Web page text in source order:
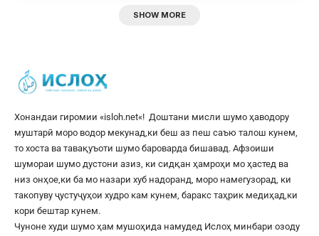
SHOW MORE
Хонандаи гиромии «isloh.net«! Доштани мисли шумо ҳаводору
муштарӣ моро водор мекунад,ки беш аз пеш саъю талош кунем,
то хоста ва тавақуъоти шумо бароварда бишавад. Афзоиши
шумораи шумо дустони азиз, ки сидқан ҳамроҳи мо ҳастед ва
низ онҳое,ки ба мо назари хуб надоранд, моро намегузорад, ки
такопуву ҷустуҷуҳои худро кам кунем, баракс таҳрик медиҳад,ки
кори бештар кунем.
Чуноне худи шумо ҳам мушоҳида намудед Ислоҳ минбари озоду